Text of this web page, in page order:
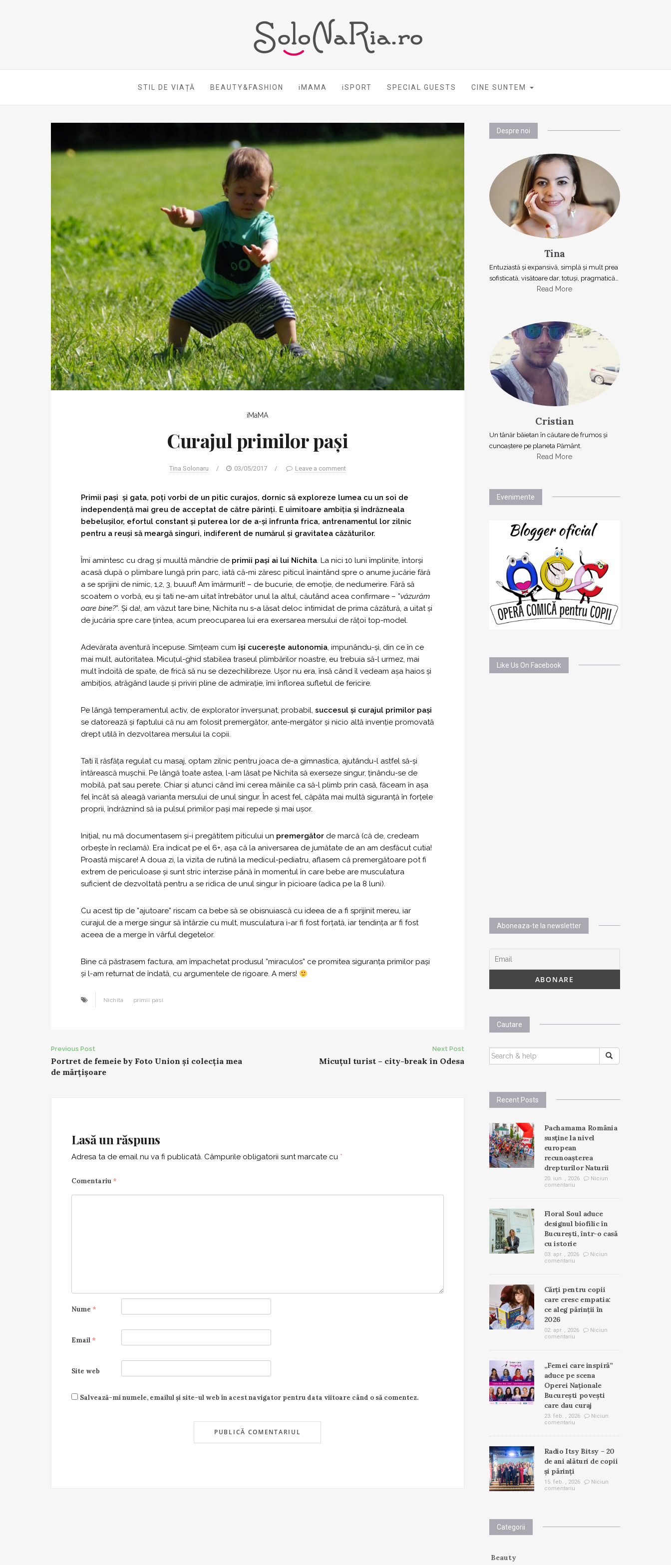
STIL DE VIAȚĂ BEAUTY&FASHION iMAMA iSPORT SPECIAL GUESTS CINE SUNTEM
iMaMA
Curajul primilor pași
Tina Solonaru / 03/05/2017 / Leave a comment
Primii pași și gata, poți vorbi de un pitic curajos, dornic să exploreze lumea cu un soi de
independență mai greu de acceptat de către părinți. E uimitoare ambiția și îndrăzneala
bebelușilor, efortul constant și puterea lor de a-și înfrunta frica, antrenamentul lor zilnic
pentru a reuși să meargă singuri, indiferent de numărul și gravitatea căzăturilor.
Îmi amintesc cu drag și muultă mândrie de primii pași ai lui Nichita. La nici 10 luni împlinite, întorși
acasă după o plimbare lungă prin parc, iată că-mi zăresc piticul înaintând spre o anume jucărie fără
a se sprijini de nimic, 1,2, 3, buuuf! Am îmărmurit! – de bucurie, de emoție, de nedumerire. Fără să
scoatem o vorbă, eu și tati ne-am uitat întrebător unul la altul, căutând acea confirmare – ”văzurăm
oare bine?”. Și da!, am văzut tare bine, Nichita nu s-a lăsat deloc intimidat de prima căzătură, a uitat și
de jucăria spre care țintea, acum preocuparea lui era exersarea mersului de rățoi top-model.
Adevărata aventură începuse. Simțeam cum își cucerește autonomia, impunându-și, din ce în ce
mai mult, autoritatea. Micuțul-ghid stabilea traseul plimbărilor noastre, eu trebuia să-l urmez, mai
mult îndoită de spate, de frică să nu se dezechilibreze. Ușor nu era, însă când îl vedeam așa haios și
ambițios, atrăgând laude și priviri pline de admirație, îmi înflorea sufletul de fericire.
Pe lângă temperamentul activ, de explorator înverșunat, probabil, succesul și curajul primilor pași
se datorează și faptului că nu am folosit premergător, ante-mergător și nicio altă invenție promovată
drept utilă în dezvoltarea mersului la copii.
Tati îl răsfăța regulat cu masaj, optam zilnic pentru joaca de-a gimnastica, ajutându-l astfel să-și
întărească mușchii. Pe lângă toate astea, l-am lăsat pe Nichita să exerseze singur, ținându-se de
mobilă, pat sau perete. Chiar și atunci când îmi cerea mâinile ca să-l plimb prin casă, făceam în așa
fel încât să aleagă varianta mersului de unul singur. În acest fel, căpăta mai multă siguranță în forțele
proprii, îndrăznind să ia pulsul primilor pași mai repede și mai ușor.
Inițial, nu mă documentasem și-i pregătitem piticului un premergător de marcă (că de, credeam
orbește în reclamă). Era indicat pe el 6+, așa că la aniversarea de jumătate de an am desfăcut cutia!
Proastă mișcare! A doua zi, la vizita de rutină la medicul-pediatru, aflasem că premergătoare pot fi
extrem de periculoase și sunt stric interzise până în momentul în care bebe are musculatura
suficient de dezvoltată pentru a se ridica de unul singur în picioare (adica pe la 8 luni).
Cu acest tip de ”ajutoare” riscam ca bebe să se obisnuiască cu ideea de a fi sprijinit mereu, iar
curajul de a merge singur să întârzie cu mult, musculatura i-ar fi fost forțată, iar tendința ar fi fost
aceea de a merge în vârful degetelor.
Bine că păstrasem factura, am împachetat produsul ”miraculos” ce promitea siguranța primilor pași
și l-am returnat de îndată, cu argumentele de rigoare. A mers!
Nichita primii pasi
Post
navigation
Previous Post
Portret de femeie by Foto Union și colecția mea
de mărțișoare
Next Post
Micuţul turist – city-break în Odesa
Lasă un răspuns
Adresa ta de email nu va fi publicată. Câmpurile obligatorii sunt marcate cu *
Comentariu *
Nume *
Email *
Site web
Salvează-mi numele, emailul și site-ul web în acest navigator pentru data viitoare când o să comentez.
Despre noi
Tina
Entuziastă şi expansivă, simplă şi mult prea
sofisticată, visătoare dar, totuşi, pragmatică…
Read More
Cristian
Un tânăr băietan în căutare de frumos și
cunoaștere pe planeta Pământ.
Read More
Evenimente
Like Us On Facebook
Aboneaza-te la newsletter
Cautare
SEARCH
FOR:
Recent Posts
Pachamama România
susține la nivel
european
recunoașterea
drepturilor Naturii
20. iun. , 2026
Niciun
comentariu
Floral Soul aduce
designul biofilic în
București, într-o casă
cu istorie
03. apr. , 2026
Niciun
comentariu
Cărți pentru copii
care cresc empatia:
ce aleg părinții în
2026
02. apr. , 2026
Niciun
comentariu
„Femei care inspiră”
aduce pe scena
Operei Naționale
București povești
care dau curaj
23. feb. , 2026
Niciun
comentariu
Radio Itsy Bitsy – 20
de ani alături de copii
și părinți
15. feb. , 2026
Niciun
comentariu
Categorii
Beauty